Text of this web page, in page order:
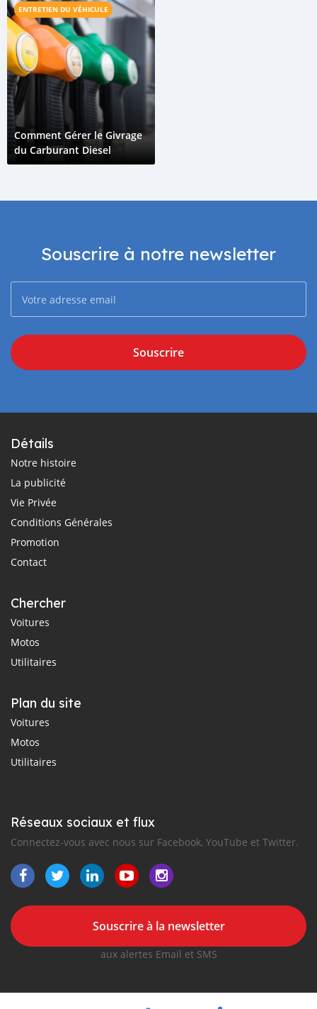
ENTRETIEN DU VÉHICULE
Comment Gérer le Givrage
du Carburant Diesel
Souscrire à notre newsletter
Souscrire
Détails
Notre histoire
La publicité
Vie Privée
Conditions Générales
Promotion
Contact
Chercher
Voitures
Motos
Utilitaires
Plan du site
Voitures
Motos
Utilitaires
Réseaux sociaux et flux
Connectez-vous avec nous sur Facebook, YouTube et Twitter.
Souscrire à la newsletter
aux alertes Email et SMS